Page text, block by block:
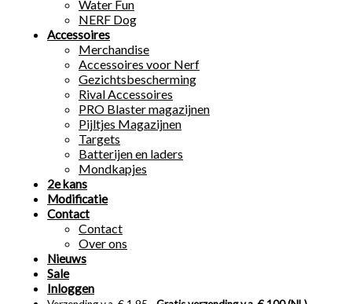
Water Fun
NERF Dog
Accessoires
Merchandise
Accessoires voor Nerf
Gezichtsbescherming
Rival Accessoires
PRO Blaster magazijnen
Pijltjes Magazijnen
Targets
Batterijen en laders
Mondkapjes
2e kans
Modificatie
Contact
Contact
Over ons
Nieuws
Sale
Inloggen